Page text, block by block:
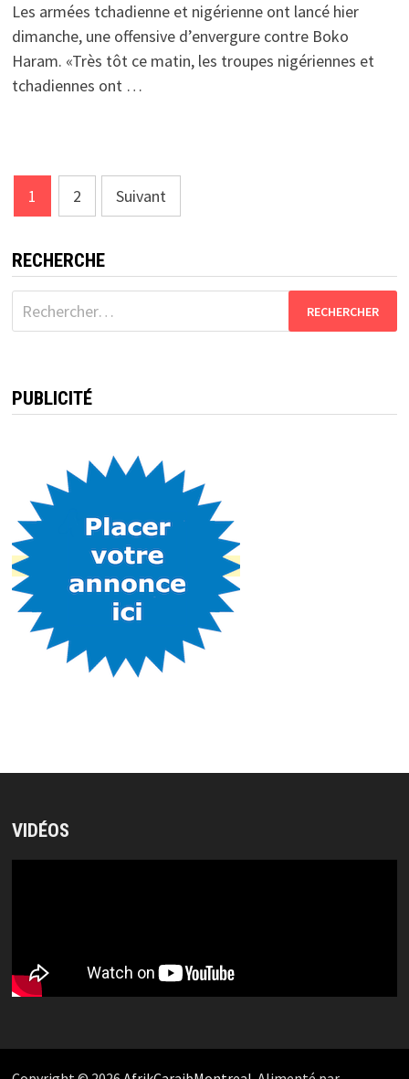
Les armées tchadienne et nigérienne ont lancé hier
dimanche, une offensive d’envergure contre Boko
Haram. «Très tôt ce matin, les troupes nigériennes et
tchadiennes ont …
Pagination
des
publications
1 2 Suivant
RECHERCHE
Rechercher :
PUBLICITÉ
VIDÉOS